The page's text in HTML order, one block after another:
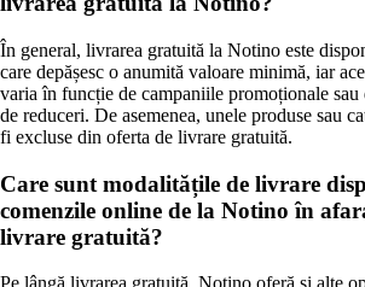
În general, livrarea gratuită la Notino este
care depășesc o anumită valoare minimă, iar
varia în funcție de campaniile promoționale sau
de reduceri. De asemenea, unele produse sau
fi excluse din oferta de livrare gratuită.
Care sunt modalitățile de livrare
comenzile online de la Notino în
livrare gratuită?